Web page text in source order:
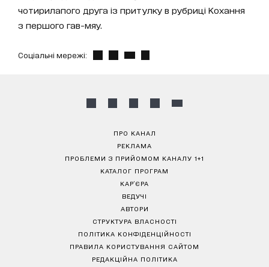
чотирилапого друга із притулку в рубриці Кохання
з першого гав-мяу.
Соціальні мережі:
ПРО КАНАЛ
РЕКЛАМА
ПРОБЛЕМИ З ПРИЙОМОМ КАНАЛУ 1+1
КАТАЛОГ ПРОГРАМ
КАР’ЄРА
ВЕДУЧІ
АВТОРИ
СТРУКТУРА ВЛАСНОСТІ
ПОЛІТИКА КОНФІДЕНЦІЙНОСТІ
ПРАВИЛА КОРИСТУВАННЯ САЙТОМ
РЕДАКЦІЙНА ПОЛІТИКА